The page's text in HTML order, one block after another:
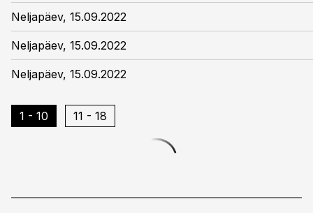
Neljapäev, 15.09.2022
Neljapäev, 15.09.2022
Neljapäev, 15.09.2022
1 - 10 11 - 18